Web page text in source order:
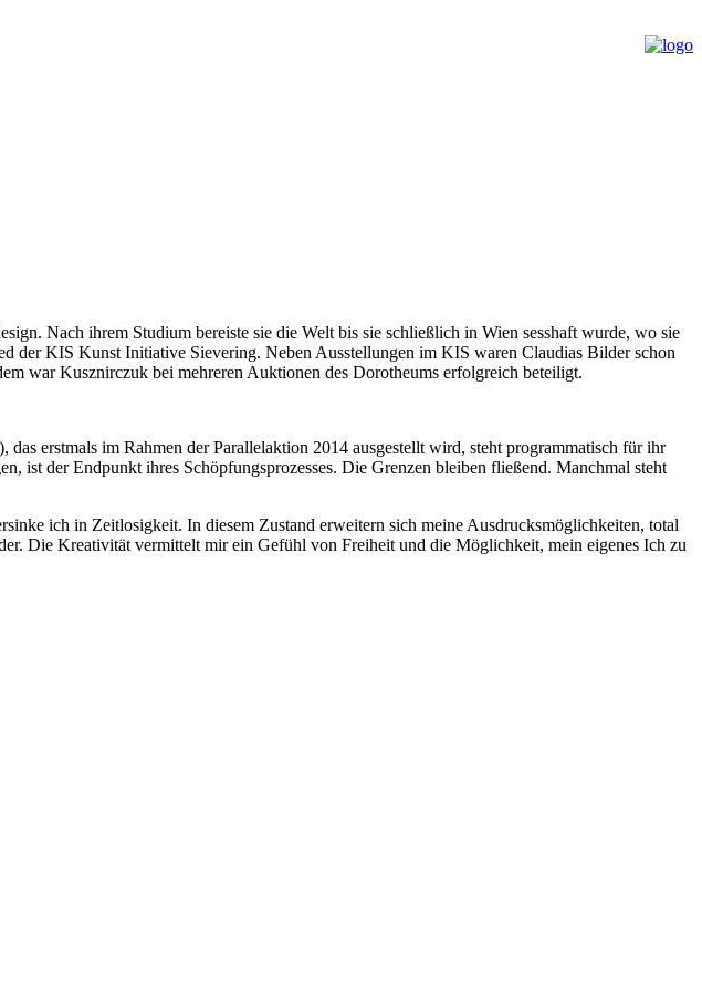
Nach ihrem Studium bereiste sie die Welt bis sie schließlich in Wien sesshaft wurde, wo sie
der KIS Kunst Initiative Sievering. Neben Ausstellungen im KIS waren Claudias Bilder schon
war Kusznirczuk bei mehreren Auktionen des Dorotheums erfolgreich beteiligt.
erstmals im Rahmen der Parallelaktion 2014 ausgestellt wird, steht programmatisch für ihr
ist der Endpunkt ihres Schöpfungsprozesses. Die Grenzen bleiben fließend. Manchmal steht
ich in Zeitlosigkeit. In diesem Zustand erweitern sich meine Ausdrucksmöglichkeiten, total
Die Kreativität vermittelt mir ein Gefühl von Freiheit und die Möglichkeit, mein eigenes Ich zu